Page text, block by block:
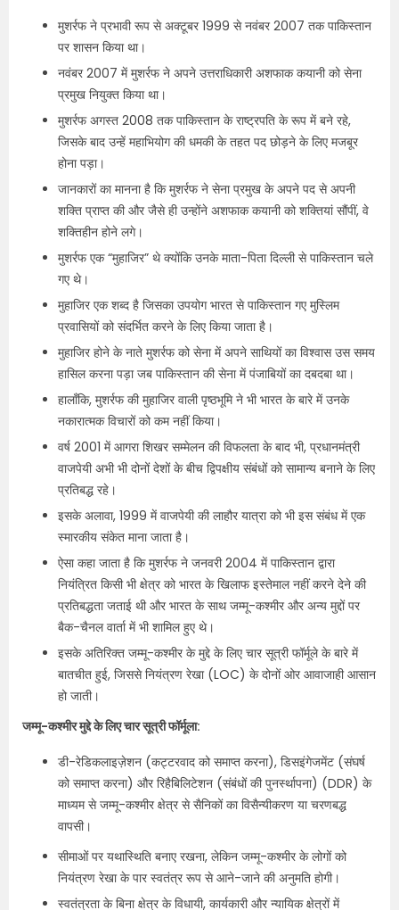
मुशर्रफ ने प्रभावी रूप से अक्टूबर 1999 से नवंबर 2007 तक पाकिस्तान
पर शासन किया था।
नवंबर 2007 में मुशर्रफ ने अपने उत्तराधिकारी अशफाक कयानी को सेना
प्रमुख नियुक्त किया था।
मुशर्रफ अगस्त 2008 तक पाकिस्तान के राष्ट्रपति के रूप में बने रहे,
जिसके बाद उन्हें महाभियोग की धमकी के तहत पद छोड़ने के लिए मजबूर
होना पड़ा।
जानकारों का मानना है कि मुशर्रफ ने सेना प्रमुख के अपने पद से अपनी
शक्ति प्राप्त की और जैसे ही उन्होंने अशफाक कयानी को शक्तियां सौंपीं, वे
शक्तिहीन होने लगे।
मुशर्रफ एक “मुहाजिर” थे क्योंकि उनके माता-पिता दिल्ली से पाकिस्तान चले
गए थे।
मुहाजिर एक शब्द है जिसका उपयोग भारत से पाकिस्तान गए मुस्लिम
प्रवासियों को संदर्भित करने के लिए किया जाता है।
मुहाजिर होने के नाते मुशर्रफ को सेना में अपने साथियों का विश्वास उस समय
हासिल करना पड़ा जब पाकिस्तान की सेना में पंजाबियों का दबदबा था।
हालाँकि, मुशर्रफ की मुहाजिर वाली पृष्ठभूमि ने भी भारत के बारे में उनके
नकारात्मक विचारों को कम नहीं किया।
वर्ष 2001 में आगरा शिखर सम्मेलन की विफलता के बाद भी, प्रधानमंत्री
वाजपेयी अभी भी दोनों देशों के बीच द्विपक्षीय संबंधों को सामान्य बनाने के लिए
प्रतिबद्ध रहे।
इसके अलावा, 1999 में वाजपेयी की लाहौर यात्रा को भी इस संबंध में एक
स्मारकीय संकेत माना जाता है।
ऐसा कहा जाता है कि मुशर्रफ ने जनवरी 2004 में पाकिस्तान द्वारा
नियंत्रित किसी भी क्षेत्र को भारत के खिलाफ इस्तेमाल नहीं करने देने की
प्रतिबद्धता जताई थी और भारत के साथ जम्मू-कश्मीर और अन्य मुद्दों पर
बैक-चैनल वार्ता में भी शामिल हुए थे।
इसके अतिरिक्त जम्मू-कश्मीर के मुद्दे के लिए चार सूत्री फॉर्मूले के बारे में
बातचीत हुई, जिससे नियंत्रण रेखा (LOC) के दोनों ओर आवाजाही आसान
हो जाती।
जम्मू-कश्मीर मुद्दे के लिए चार सूत्री फॉर्मूला:
डी-रेडिकलाइज़ेशन (कट्टरवाद को समाप्त करना), डिसइंगेजमेंट (संघर्ष
को समाप्त करना) और रिहैबिलिटेशन (संबंधों की पुनर्स्थापना) (DDR) के
माध्यम से जम्मू-कश्मीर क्षेत्र से सैनिकों का विसैन्यीकरण या चरणबद्ध
वापसी।
सीमाओं पर यथास्थिति बनाए रखना, लेकिन जम्मू-कश्मीर के लोगों को
नियंत्रण रेखा के पार स्वतंत्र रूप से आने-जाने की अनुमति होगी।
स्वतंत्रता के बिना क्षेत्र के विधायी, कार्यकारी और न्यायिक क्षेत्रों में